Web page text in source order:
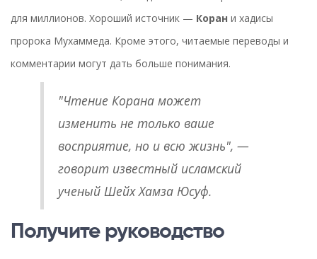
для миллионов. Хороший источник — Коран и хадисы
пророка Мухаммеда. Кроме этого, читаемые переводы и
комментарии могут дать больше понимания.
"Чтение Корана может
изменить не только ваше
восприятие, но и всю жизнь", —
говорит известный исламский
ученый Шейх Хамза Юсуф.
Получите руководство